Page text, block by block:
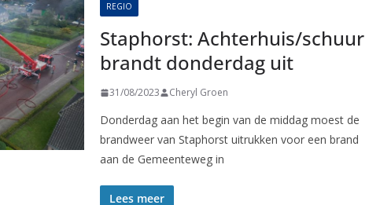
REGIO
Staphorst: Achterhuis/schuur
brandt donderdag uit
31/08/2023 Cheryl Groen
Donderdag aan het begin van de middag moest de
brandweer van Staphorst uitrukken voor een brand
aan de Gemeenteweg in
Lees meer